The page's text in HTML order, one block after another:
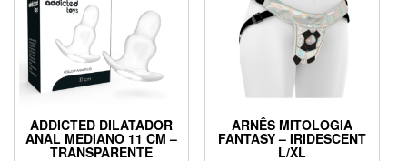
ADDICTED DILATADOR
ANAL MEDIANO 11 CM –
TRANSPARENTE
ARNÊS MITOLOGIA
FANTASY – IRIDESCENT
L/XL